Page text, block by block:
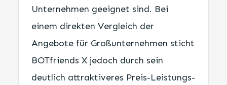
Unternehmen geeignet sind. Bei
einem direkten Vergleich der
Angebote für Großunternehmen sticht
BOTfriends X jedoch durch sein
deutlich attraktiveres Preis-Leistungs-